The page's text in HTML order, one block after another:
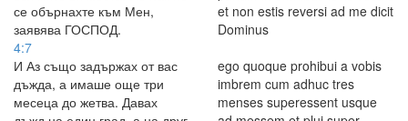
се обърнахте към Мен,
заявява ГОСПОД.
et non estis reversi ad me dicit
Dominus
4:7
И Аз също задържах от вас
дъжда, а имаше още три
месеца до жетва. Давах
ego quoque prohibui a vobis
imbrem cum adhuc tres
menses superessent usque